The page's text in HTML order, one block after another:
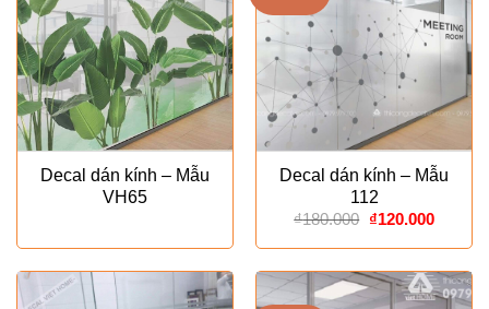
Decal dán kính – Mẫu
VH65
Decal dán kính – Mẫu
112
₫180.000 Giá
là:
₫180.000.
₫120.000Giá
tại
là: